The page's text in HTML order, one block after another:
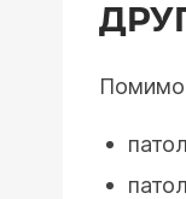
Помимо